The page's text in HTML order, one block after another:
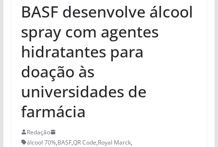
BASF desenvolve álcool
spray com agentes
hidratantes para
doação às
universidades de
farmácia
Redação
álcool 70%,BASF,QR Code,Royal Marck,